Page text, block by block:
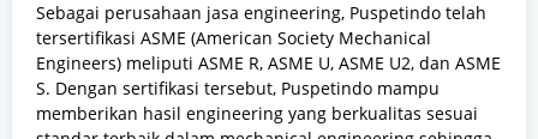
Sebagai perusahaan jasa engineering, Puspetindo telah
tersertifikasi ASME (American Society Mechanical
Engineers) meliputi ASME R, ASME U, ASME U2, dan ASME
S. Dengan sertifikasi tersebut, Puspetindo mampu
memberikan hasil engineering yang berkualitas sesuai